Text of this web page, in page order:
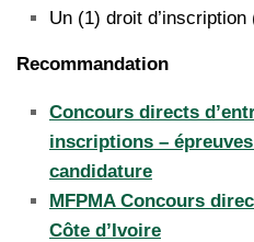
Un (1) droit d’inscription
Recommandation
Concours directs
inscriptions –
candidature
MFPMA Concours
Côte d’Ivoire